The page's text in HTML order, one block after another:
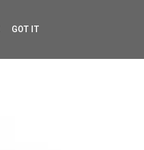
GOT IT